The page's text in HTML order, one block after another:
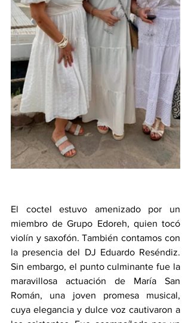
El coctel estuvo amenizado por un
miembro de Grupo Edoreh, quien tocó
violín y saxofón. También contamos con
la presencia del DJ Eduardo Reséndiz.
Sin embargo, el punto culminante fue la
maravillosa actuación de María San
Román, una joven promesa musical,
cuya elegancia y dulce voz cautivaron a